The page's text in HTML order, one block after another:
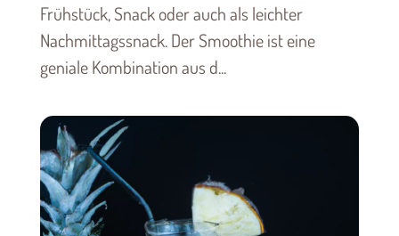
Frühstück, Snack oder auch als leichter
Nachmittagssnack. Der Smoothie ist eine
geniale Kombination aus d...